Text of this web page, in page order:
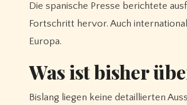
Die spanische Presse berichtete
Fortschritt hervor. Auch
Europa.
Was ist bisher
Bislang liegen keine detaillierten